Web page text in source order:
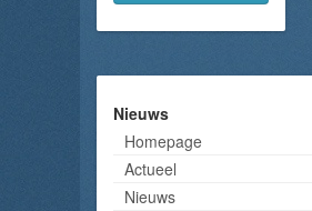
Nieuws
Homepage
Actueel
Nieuws